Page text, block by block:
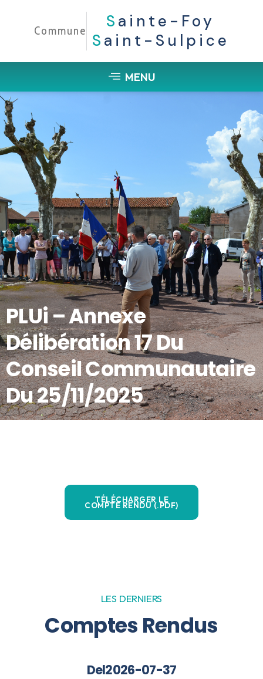
Commune S Ainte-Foy
S Aint-Sulpice
MENU
PLUi – Annexe
Délibération 17 Du
Conseil Communautaire
Du 25/11/2025
TÉLÉCHARGER LE
COMPTE RENDU (.PDF)
LES DERNIERS
Comptes Rendus
Del2026-07-37